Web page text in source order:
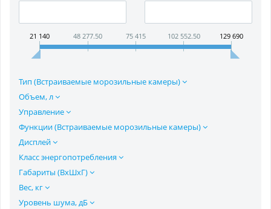
21 140 48 277.50 75 415 102 552.50 129 690
Тип (Встраиваемые морозильные камеры)
Объем, л
Управление
Функции (Встраиваемые морозильные камеры)
Дисплей
Класс энергопотребления
Габариты (ВхШхГ)
Вес, кг
Уровень шума, дБ